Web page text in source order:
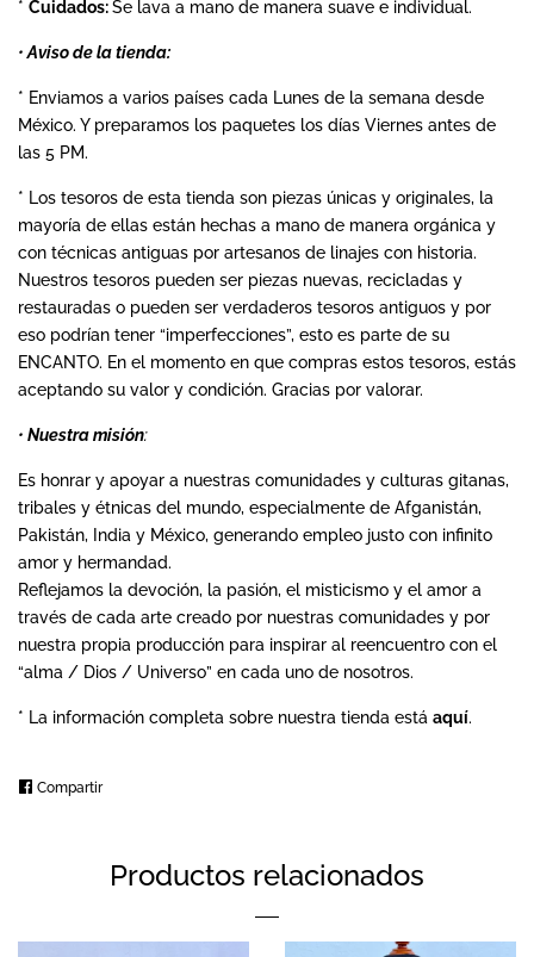
* Cuidados:Se lava a mano de manera suave e individual.
• Aviso de la tienda:
* Enviamos a varios países cada Lunes de la semana desde
México. Y preparamos los paquetes los días Viernes antes de
las 5 PM.
* Los tesoros de esta tienda son piezas únicas y originales, la
mayoría de ellas están hechas a mano de manera orgánica y
con técnicas antiguas por artesanos de linajes con historia.
Nuestros tesoros pueden ser piezas nuevas, recicladas y
restauradas o pueden ser verdaderos tesoros antiguos y por
eso podrían tener “imperfecciones”, esto es parte de su
ENCANTO. En el momento en que compras estos tesoros, estás
aceptando su valor y condición. Gracias por valorar.
• Nuestramisión:
Es honrar y apoyar a nuestras comunidades y culturas gitanas,
tribales y étnicas del mundo, especialmente de Afganistán,
Pakistán, India y México, generando empleo justo con infinito
amor y hermandad.
Reflejamos la devoción, la pasión, el misticismo y el amor a
través de cada arte creado por nuestras comunidades y por
nuestra propia producción para inspirar al reencuentro con el
“alma / Dios / Universo” en cada uno de nosotros.
* La información completa sobre nuestra tienda está aquí.
CompartirCompartir
Productos relacionados